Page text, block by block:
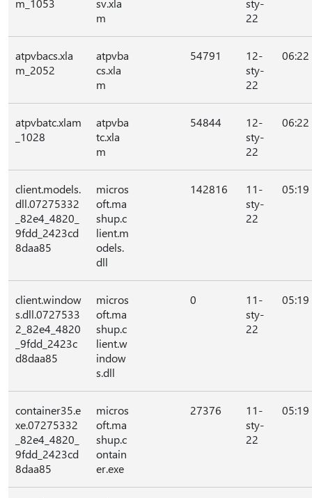
m_1053
sv.xla
m
sty-
22
atpvbacs.xla
m_2052
atpvba
cs.xla
m
54791
12-
sty-
22
06:22
atpvbatc.xlam
_1028
atpvba
tc.xla
m
54844
12-
sty-
22
06:22
client.models.
dll.07275332
_82e4_4820_
9fdd_2423cd
8daa85
micros
oft.ma
shup.c
lient.m
odels.
dll
142816
11-
sty-
22
05:19
client.window
s.dll.0727533
2_82e4_4820
_9fdd_2423c
d8daa85
micros
oft.ma
shup.c
lient.w
indow
s.dll
0
11-
sty-
22
05:19
container35.e
xe.07275332
_82e4_4820_
9fdd_2423cd
8daa85
micros
oft.ma
shup.c
ontain
er.exe
27376
11-
sty-
22
05:19